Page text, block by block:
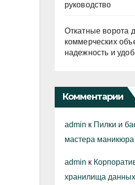
руководство
Откатные ворота
коммерческих
надежность и
Комментарии
admin к Пилки и
мастера маникюра
admin к
хранилища данных